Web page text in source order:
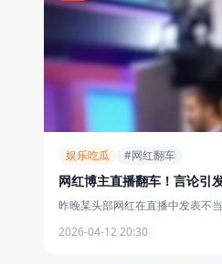
娱乐吃瓜 #网红翻车
网红博主直播翻车！言论引
昨晚某头部网红在直播中发表不
2026-04-12 20:30